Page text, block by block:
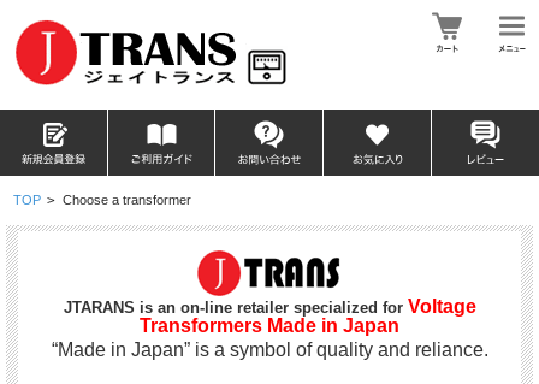
TOP > Choose a transformer
JTARANS is an on-line retailer specialized for Voltage
Transformers Made in Japan
“Made in Japan” is a symbol of quality and reliance.